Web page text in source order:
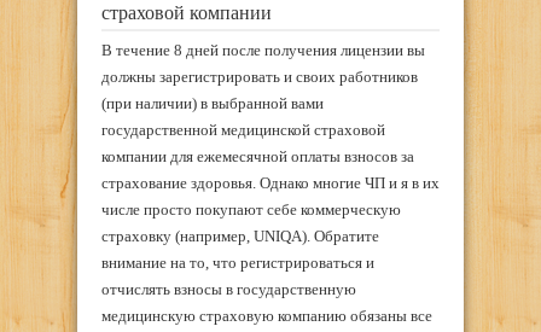
страховой компании
В течение 8 дней после получения лицензии вы
должны зарегистрировать и своих работников
(при наличии) в выбранной вами
государственной медицинской страховой
компании для ежемесячной оплаты взносов за
страхование здоровья. Однако многие ЧП и я в их
числе просто покупают себе коммерческую
страховку (например, UNIQA). Обратите
внимание на то, что регистрироваться и
отчислять взносы в государственную
медицинскую страховую компанию обязаны все